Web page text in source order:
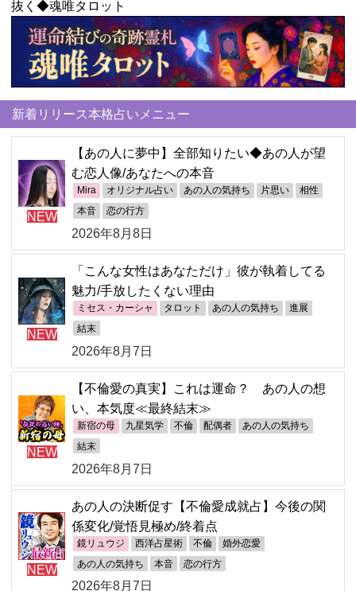
抜く◆魂唯タロット
新着リリース本格占いメニュー
NEW
【あの人に夢中】全部知りたい◆あの人が望
む恋人像/あなたへの本音
Mira オリジナル占い あの人の気持ち 片思い 相性
本音 恋の行方
2026年8月8日
NEW
「こんな女性はあなただけ」彼が執着してる
魅力/手放したくない理由
ミセス・カーシャ タロット あの人の気持ち 進展
結末
2026年8月7日
NEW
【不倫愛の真実】これは運命？ あの人の想
い、本気度≪最終結末≫
新宿の母 九星気学 不倫 配偶者 あの人の気持ち
結末
2026年8月7日
NEW
あの人の決断促す【不倫愛成就占】今後の関
係変化/覚悟見極め/終着点
鏡リュウジ 西洋占星術 不倫 婚外恋愛
あの人の気持ち 本音 恋の行方
2026年8月7日